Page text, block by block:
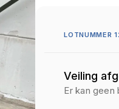
LOTNUMMER
Veiling
Er kan